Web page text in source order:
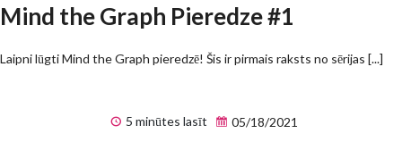
Mind the Graph Pieredze #1
Laipni lūgti Mind the Graph pieredzē! Šis ir pirmais raksts no sērijas [...]
5 minūtes lasīt 05/18/2021